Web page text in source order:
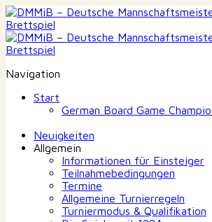
Navigation
Start
German Board Game
Neuigkeiten
Allgemein
Informationen für Einsteiger
Teilnahmebedingungen
Termine
Allgemeine Turnierregeln
Turniermodus & Qualifikation